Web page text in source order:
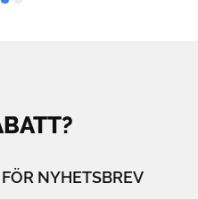
NYHETSBREV